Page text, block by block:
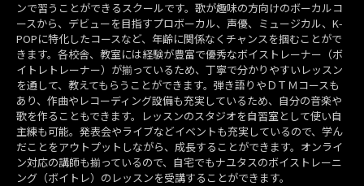
ンで習うことができるスクールです。歌が趣味の方向けのボーカルコ
ースから、デビューを目指すプロボーカル、声優、ミュージカル、K-
POPに特化したコースなど、年齢に関係なくチャンスを掴むことがで
きます。各校舎、教室には経験が豊富で優秀なボイストレーナー（ボ
イトレトレーナー）が揃っているため、丁寧で分かりやすいレッスン
を通して、教えてもらうことができます。弾き語りやＤＴＭコースも
あり、作曲やレコーディング設備も充実しているため、自分の音楽や
歌を作ることもできます。レッスンのスタジオを自習室として使い自
主練も可能。発表会やライブなどイベントも充実しているので、学ん
だことをアウトプットしながら、成長することができます。オンライ
ン対応の講師も揃っているので、自宅でもナユタスのボイストレーニ
ング（ボイトレ）のレッスンを受講することができます。